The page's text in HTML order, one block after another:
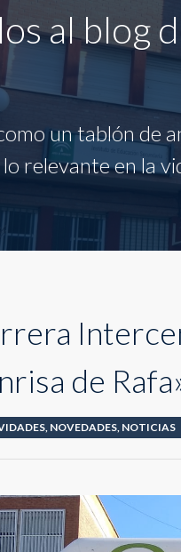
al blog
un tablón de
relevante en la
de
, NOVEDADES, NOTICIAS